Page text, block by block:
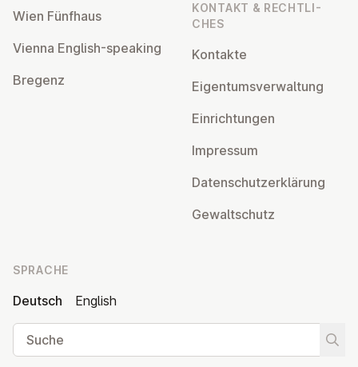
Wien Fünfhaus
Vienna English-speaking
Bregenz
KONTAKT & RECHT­LI­
CHES
Kontakte
Ei­gen­tums­ver­wal­tung
Ein­rich­tun­gen
Impressum
Da­ten­schutz­er­klä­rung
Ge­walt­schutz
SPRACHE
Deutsch
English
Suche